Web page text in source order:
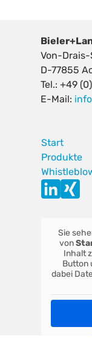
Von-Drais-
D-77855
Tel.: +49
E-Mail:
Start
Produkte
Sie
von
Inhalt
Button
dabei